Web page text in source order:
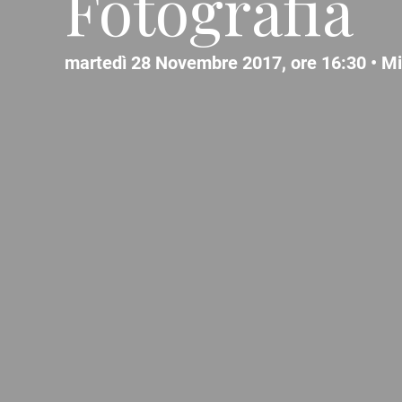
martedì 28 Novembre 2017, ore 16:30 •